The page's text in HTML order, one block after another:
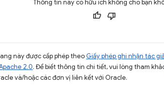
Thông tin này có hữu ích không cho bạn
này được cấp phép theo Giấy phép ghi nhận tác
2.0. Để biết thông tin chi tiết, vui lòng tham
và/hoặc các đơn vị liên kết với Oracle.